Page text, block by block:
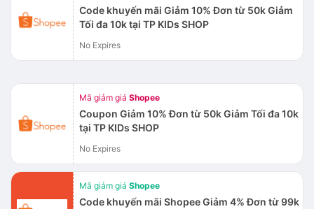
Code khuyến mãi Giảm 10% Đơn từ 50k Giảm
Tối đa 10k tại TP KIDs SHOP
No Expires
Mã giảm giá Shopee
Coupon Giảm 10% Đơn từ 50k Giảm Tối đa 10k
tại TP KIDs SHOP
No Expires
Mã giảm giá Shopee
Code khuyến mãi Shopee Giảm 4% Đơn từ 99k